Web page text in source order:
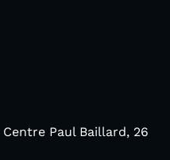
Paul Baillard, 26